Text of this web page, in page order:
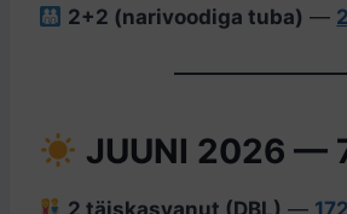
2+2 (narivoodiga tuba) —
JUUNI 2026 —
2 täiskasvanut (DBL) —